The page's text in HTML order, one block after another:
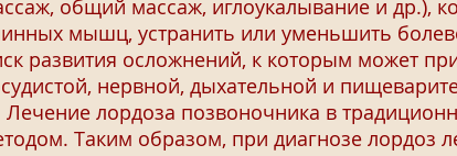
общий массаж, иглоукалывание и др.),
мышц, устранить или уменьшить
развития осложнений, к которым может
нервной, дыхательной и
лордоза позвоночника в
Таким образом, при диагнозе лордоз